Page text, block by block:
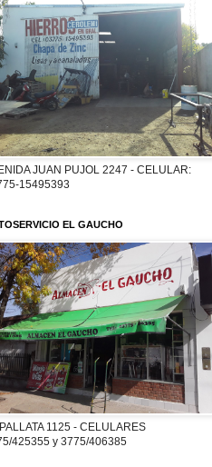
JUAN PUJOL 2247 - CELULAR:
15495393
EL GAUCHO
1125 - CELULARES
425355 y 3775/406385